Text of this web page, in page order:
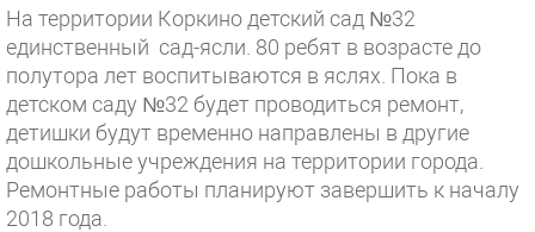
На территории Коркино детский сад №32
единственный сад-ясли. 80 ребят в возрасте до
полутора лет воспитываются в яслях. Пока в
детском саду №32 будет проводиться ремонт,
детишки будут временно направлены в другие
дошкольные учреждения на территории города.
Ремонтные работы планируют завершить к началу
2018 года.